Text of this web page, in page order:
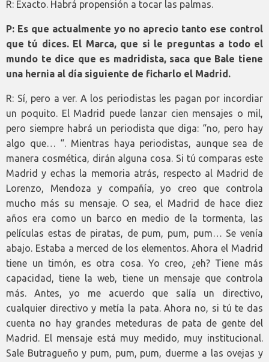
R: Exacto. Habrá propensión a tocar las palmas.
P: Es que actualmente yo no aprecio tanto ese control
que tú dices. El Marca, que si le preguntas a todo el
mundo te dice que es madridista, saca que Bale tiene
una hernia al día siguiente de ficharlo el Madrid.
R: Sí, pero a ver. A los periodistas les pagan por incordiar
un poquito. El Madrid puede lanzar cien mensajes o mil,
pero siempre habrá un periodista que diga: “no, pero hay
algo que… “. Mientras haya periodistas, aunque sea de
manera cosmética, dirán alguna cosa. Si tú comparas este
Madrid y echas la memoria atrás, respecto al Madrid de
Lorenzo, Mendoza y compañía, yo creo que controla
mucho más su mensaje. O sea, el Madrid de hace diez
años era como un barco en medio de la tormenta, las
películas estas de piratas, de pum, pum, pum… Se venía
abajo. Estaba a merced de los elementos. Ahora el Madrid
tiene un timón, es otra cosa. Yo creo, ¿eh? Tiene más
capacidad, tiene la web, tiene un mensaje que controla
más. Antes, yo me acuerdo que salía un directivo,
cualquier directivo y metía la pata. Ahora no, si tú te das
cuenta no hay grandes meteduras de pata de gente del
Madrid. El mensaje está muy medido, muy institucional.
Sale Butragueño y pum, pum, pum, duerme a las ovejas y